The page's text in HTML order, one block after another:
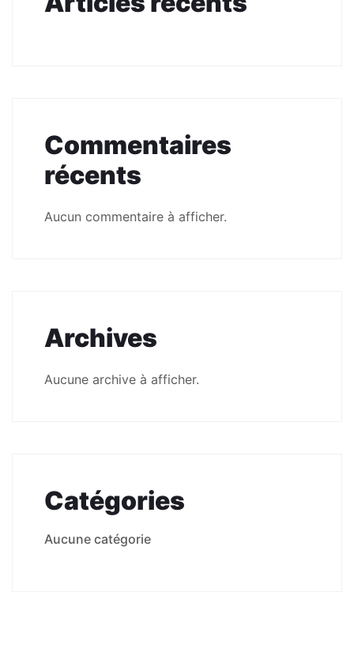
Commentaires
récents
Aucun commentaire à afficher.
Archives
Aucune archive à afficher.
Catégories
Aucune catégorie